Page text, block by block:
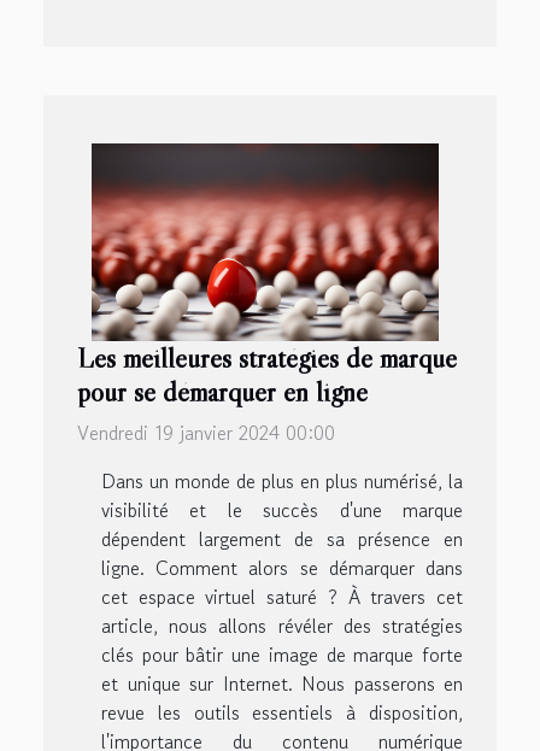
Les meilleures stratégies de marque
pour se démarquer en ligne
Vendredi 19 janvier 2024 00:00
Dans un monde de plus en plus numérisé, la
visibilité et le succès d'une marque
dépendent largement de sa présence en
ligne. Comment alors se démarquer dans
cet espace virtuel saturé ? À travers cet
article, nous allons révéler des stratégies
clés pour bâtir une image de marque forte
et unique sur Internet. Nous passerons en
revue les outils essentiels à disposition,
l'importance du contenu numérique